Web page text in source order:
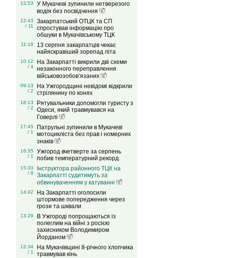
13:53
У Мукачеві зупинили нетверезого
водія без посвідчення
12:43
/ 11
Закарпатський ОТЦК та СП
спростував інформацію про
обшуки в Мукачівському ТЦК
11:18
13 серпня закарпатців чекає
найяскравіший зорепад літа
10:12
/ 4
На Закарпатті викрили дві схеми
незаконного переправлення
військовозобов’язаних
09:13
/ 2
На Ужгородщині невідомі відкрили
стрілянину по конях
18:13
/ 2
Рятувальники допомогли туристу з
Одеси, який травмувався на
Говерлі
17:45
/ 1
Патрульні зупинили в Мукачеві
мотоцикліста без прав і номерних
знаків
16:35
/ 1
Ужгород вчетверте за серпень
побив температурний рекорд
15:33
/ 8
Інструктора районного ТЦК на
Закарпатті судитимуть за
обвинуваченням у катуванні
14:42
На Закарпатті оголосили
штормове попередження через
грози та шквали
13:29
В Ужгороді попрощаються із
полеглим на війні з росією
захисником Володимиром
Йорданом
12:34
/ 1
На Мукачівщині 8-річного хлопчика
травмував кінь